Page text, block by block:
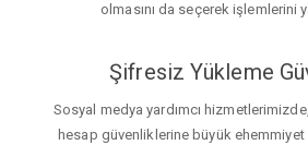
olmasını da seçerek işlemlerini
Şifresiz Yükleme
Sosyal medya yardımcı hizmetlerimizde,
hesap güvenliklerine büyük ehemmiyet